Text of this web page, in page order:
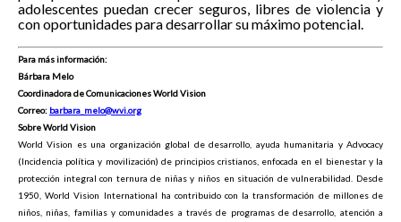
adolescentes puedan crecer seguros, libres de violencia y
con oportunidades para desarrollar su máximo potencial.
Para más información:
Bárbara Melo
Coordinadora de Comunicaciones World Vision
Correo: barbara_melo@wvi.org
Sobre World Vision
World Vision es una organización global de desarrollo, ayuda humanitaria y Advocacy
(Incidencia política y movilización) de principios cristianos, enfocada en el bienestar y la
protección integral con ternura de niñas y niños en situación de vulnerabilidad. Desde
1950, World Vision International ha contribuido con la transformación de millones de
niños, niñas, familias y comunidades a través de programas de desarrollo, atención a